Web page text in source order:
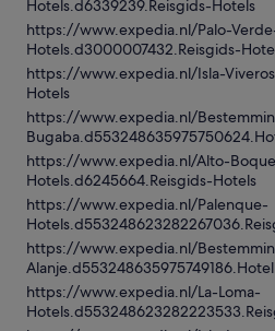
Hotels.d6339239.Reisgids-Hotels
https://www.expedia.nl/Palo-
Hotels.d3000007432.Reisgids-
https://www.expedia.nl/Isla-
Hotels
https://www.expedia.nl/
https://www.expedia.nl/Alto-
Hotels.d6245664.Reisgids-Hotels
https://www.expedia.nl/Palenque-
https://www.expedia.nl/
https://www.expedia.nl/La-Loma-